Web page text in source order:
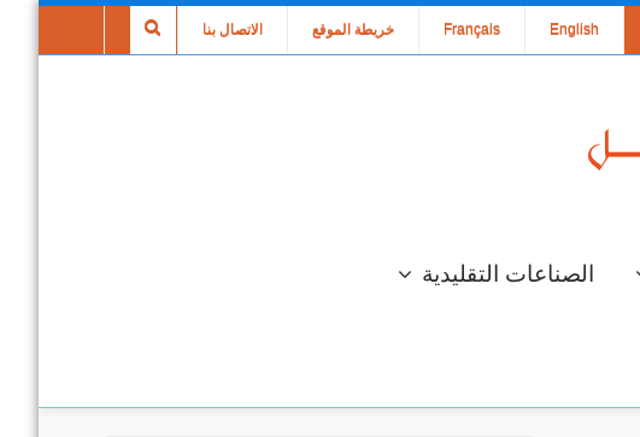
الاتصال بنا خريطة الموقع Français English
الصناعات التقليدية